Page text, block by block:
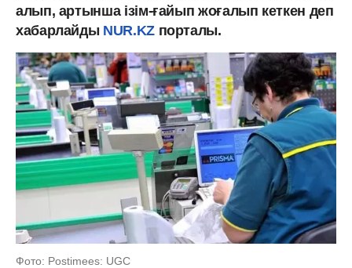
алып, артынша ізім-ғайып жоғалып кеткен деп
хабарлайды NUR.KZпорталы.
Фото: Postimees: UGC